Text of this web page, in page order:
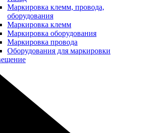
Маркировка клемм, провода,
оборудования
Маркировка клемм
Маркировка оборудования
Маркировка провода
Оборудования для маркировки